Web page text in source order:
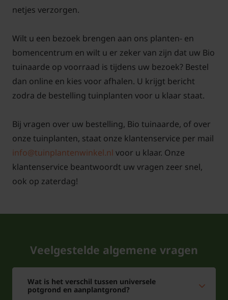
netjes verzorgen.
Wilt u een bezoek brengen aan ons planten- en
bomencentrum en wilt u er zeker van zijn dat uw Bio
tuinaarde op voorraad is tijdens uw bezoek? Bestel
dan online en kies voor afhalen. U krijgt bericht
zodra de bestelling tuinplanten voor u klaar staat.
Bij vragen over uw bestelling, Bio tuinaarde, of over
onze tuinplanten, staat onze klantenservice per mail
info@tuinplantenwinkel.nl voor u klaar. Onze
klantenservice beantwoordt uw vragen zeer snel,
ook op zaterdag!
Veelgestelde algemene vragen
Wat is het verschil tussen universele
potgrond en aanplantgrond?